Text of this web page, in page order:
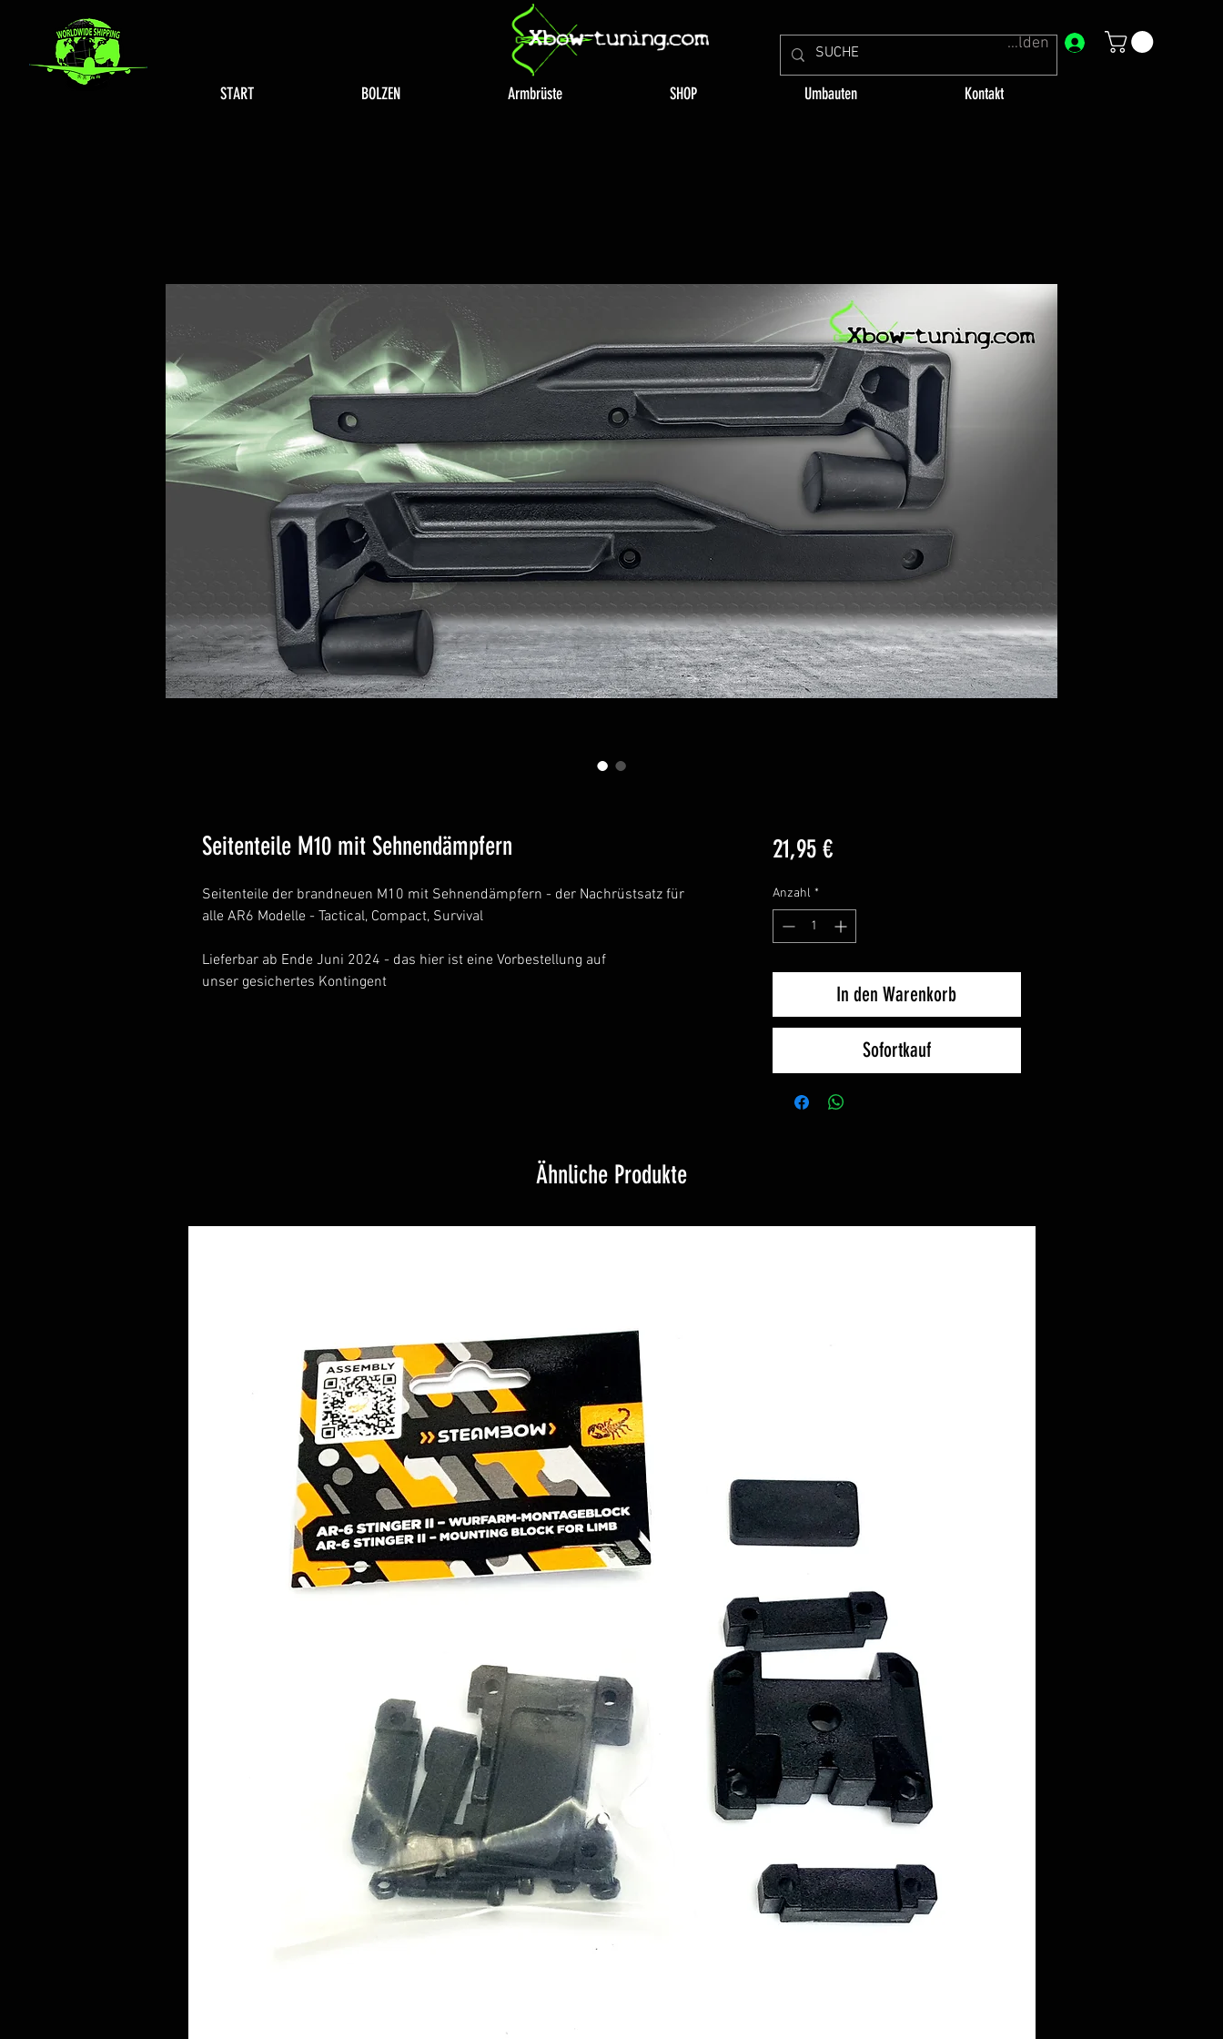
Anmelden
START BOLZEN Armbrüste SHOP Umbauten Kontakt
Seitenteile M10 mit Sehnendämpfern
Seitenteile der brandneuen M10 mit Sehnendämpfern - der Nachrüstsatz für
alle AR6 Modelle - Tactical, Compact, Survival
Lieferbar ab Ende Juni 2024 - das hier ist eine Vorbestellung auf
unser gesichertes Kontingent
21,95 €Preis
Anzahl *
In den Warenkorb
Sofortkauf
Ähnliche Produkte